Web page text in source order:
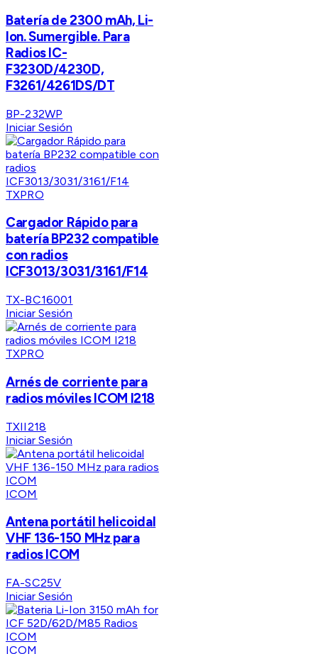
Batería de 2300 mAh, Li-
Ion. Sumergible. Para
Radios IC-
F3230D/4230D,
F3261/4261DS/DT
BP-232WP
Iniciar Sesión
TXPRO
Cargador Rápido para
batería BP232 compatible
con radios
ICF3013/3031/3161/F14
TX-BC16001
Iniciar Sesión
TXPRO
Arnés de corriente para
radios móviles ICOM I218
TXII218
Iniciar Sesión
ICOM
Antena portátil helicoidal
VHF 136-150 MHz para
radios ICOM
FA-SC25V
Iniciar Sesión
ICOM